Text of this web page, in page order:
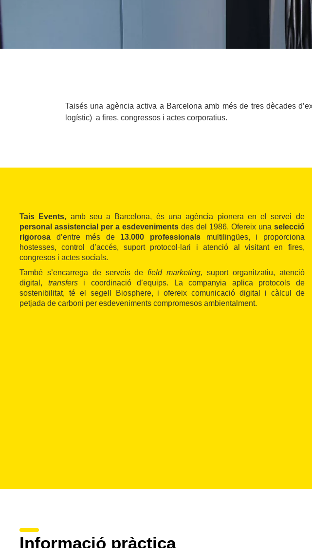
Taisés una agència activa a Barcelona amb més de tres dècades
logístic) a fires, congressos i actes corporatius.
Tais Events, amb seu a
Barcelona, és una agència pionera en el servei de
personal assistencial per a esdevenimentsdes del 1986. Ofereix una selecció
rigorosa d’entre més de 13.000 professionalsmultilingües, i proporciona
hostesses, control d’accés, suport protocol·lari i atenció al visitant en fires,
congresos i actes socials.
També s’encarrega de serveis defield marketing, suport organitzatiu, atenció
digital, transfers i coordinació d’equips. La companyia aplica protocols de
sostenibilitat, té el segell Biosphere, i ofereix comunicació digital i càlcul de
petjada de carboni per esdeveniments compromesos ambientalment.
Informació pràctica